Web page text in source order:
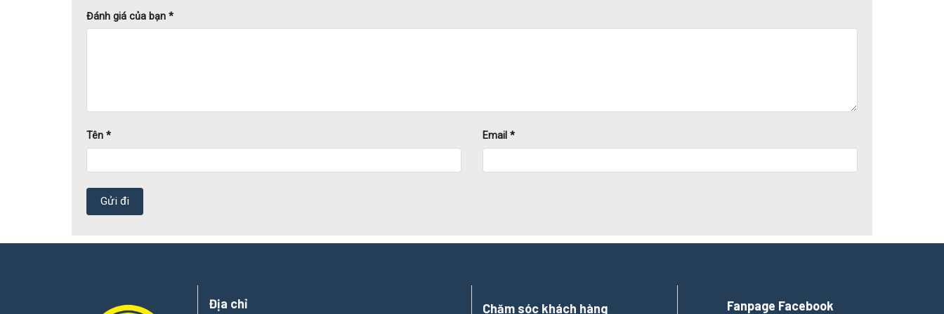
Nhờ được xử lý bề mặt bằng công nghệ tiên tiến, ngã tư máng cáp tránh được oxy hóa, han mòn, rêu mốc.
Đánh giá của bạn *
Tên * Email *
Địa chỉ Chăm sóc khách hàng Fanpage Facebook